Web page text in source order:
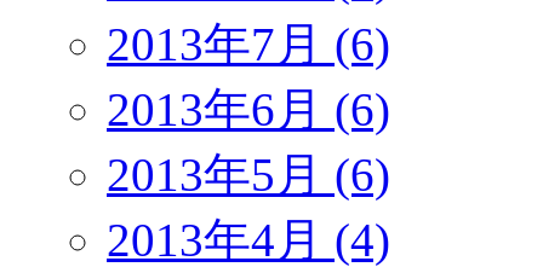
2013年7月 (6)
2013年6月 (6)
2013年5月 (6)
2013年4月 (4)